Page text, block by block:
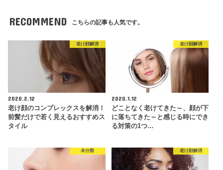
RECOMMEND こちらの記事も人気です。
老け顔解消
2020.2.12
老け顔のコンプレックスを解消！
前髪だけで若く見えるおすすめス
タイル
老け顔解消
2020.1.12
どことなく老けてきた～、顔が下
に落ちてきた～と感じる時にでき
る対策の1つ…
未分類 老け顔解消